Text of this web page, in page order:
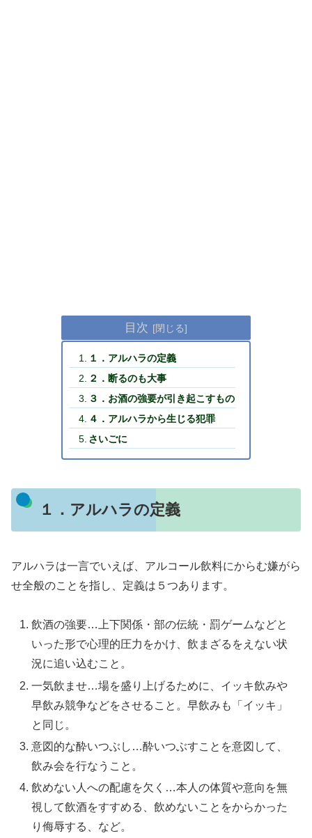
目次
１．アルハラの定義
２．断るのも大事
３．お酒の強要が引き起こすもの
４．アルハラから生じる犯罪
さいごに
１．アルハラの定義
アルハラは一言でいえば、アルコール飲料にからむ嫌がら
せ全般のことを指し、定義は５つあります。
飲酒の強要…上下関係・部の伝統・罰ゲームなどと
いった形で心理的圧力をかけ、飲まざるをえない状
況に追い込むこと。
一気飲ませ…場を盛り上げるために、イッキ飲みや
早飲み競争などをさせること。早飲みも「イッキ」
と同じ。
意図的な酔いつぶし…酔いつぶすことを意図して、
飲み会を行なうこと。
飲めない人への配慮を欠く…本人の体質や意向を無
視して飲酒をすすめる、飲めないことをからかった
り侮辱する、など。